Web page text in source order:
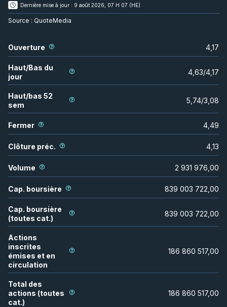
Dernière mise à jour : 9 août 2026, 07 H 07 (HE)
Source : QuoteMedia
Ouverture 4,17
Haut/Bas du
jour
4,63/4,17
Haut/bas 52
sem
5,74/3,08
Fermer 4,49
Clôture préc. 4,13
Volume 2 931 976,00
Cap. boursière 839 003 722,00
Cap. boursière
(toutes cat.)
839 003 722,00
Actions
inscrites
émises et en
circulation
186 860 517,00
Total des
actions (toutes
cat.)
186 860 517,00